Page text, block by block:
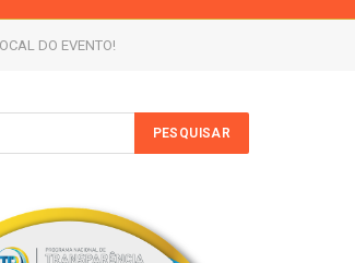
DO EVENTO!